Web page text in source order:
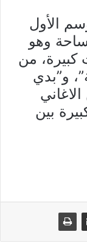
الأول
وهو
كبيرة، من
و”بدي
بين